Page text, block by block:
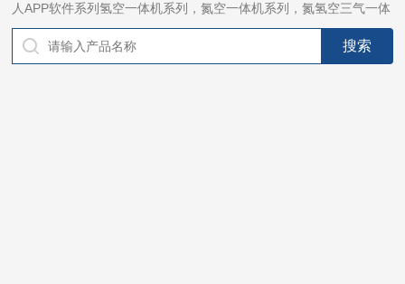
人APP软件系列氢空一体机系列，氮空一体机系列，氮氢空三气一体
机系列，气体净化器系列，代理日本DKK-TOA水质分析，水质检测
仪器，代理南韩SitekPH/离子计，DO计，电导计，多功能计，